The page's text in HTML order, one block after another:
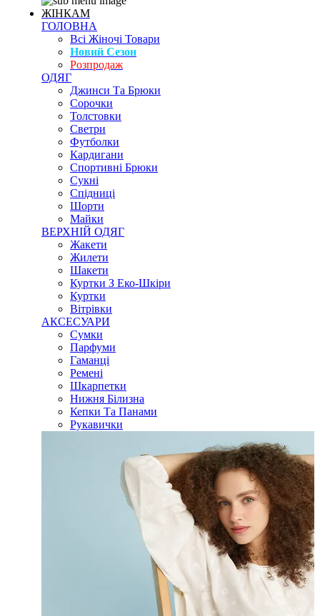
ЖІНКАМ
ГОЛОВНА
Всі Жіночі Товари
Новий Сезон
Розпродаж
ОДЯГ
Джинси Та Брюки
Сорочки
Толстовки
Светри
Футболки
Кардигани
Спортивні Брюки
Сукні
Спідниці
Шорти
Майки
ВЕРХНІЙ ОДЯГ
Жакети
Жилети
Шакети
Куртки З Еко-Шкіри
Куртки
Вітрівки
АКСЕСУАРИ
Сумки
Парфуми
Гаманці
Ремені
Шкарпетки
Нижня Білизна
Кепки Та Панами
Рукавички